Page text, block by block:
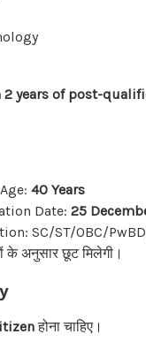
years of post-
40 Years
Date: 25
SC/ST/OBC/
के अनुसार छूट मिलेगी।
होना चाहिए।